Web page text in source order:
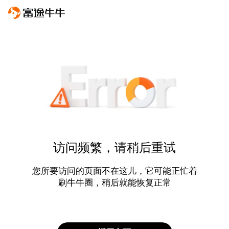
访问频繁，请稍后重试
您所要访问的页面不在这儿，它可能正忙着
刷牛牛圈，稍后就能恢复正常